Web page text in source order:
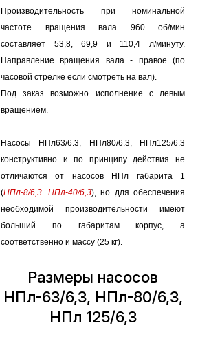
Производительность при номинальной
частоте вращения вала 960 об/мин
составляет 53,8, 69,9 и 110,4 л/минуту.
Направление вращения вала - правое (по
часовой стрелке если смотреть на вал).
Под заказ возможно исполнение с левым
вращением.
Насосы НПл63/6.3, НПл80/6.3, НПл125/6.3
конструктивно и по принципу действия не
отличаются от насосов НПл габарита 1
(НПл-8/6,3...НПл-40/6,3), но для обеспечения
необходимой производительности имеют
больший по габаритам корпус, а
соответственно и массу (25 кг).
Размеры насосов
НПл-63/6,3, НПл-80/6,3,
НПл 125/6,3